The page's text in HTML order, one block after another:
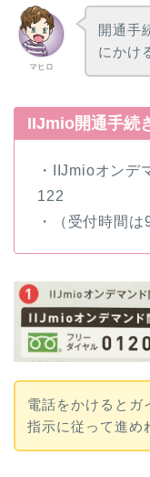
マヒロ
開通手
にかけ
IIJmio開通手続
・IIJmioオンデ
122
・（受付時間
電話をかけるとガ
指示に従って進め